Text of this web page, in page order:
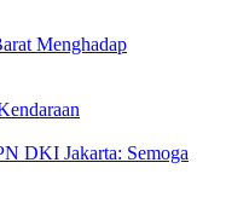
Menghadap
DKI Jakarta: Semoga